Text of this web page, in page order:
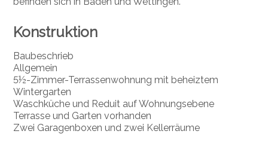
Konstruktion
Baubeschrieb
Allgemein
5½-Zimmer-Terrassenwohnung mit beheiztem
Wintergarten
Waschküche und Reduit auf Wohnungsebene
Terrasse und Garten vorhanden
Zwei Garagenboxen und zwei Kellerräume